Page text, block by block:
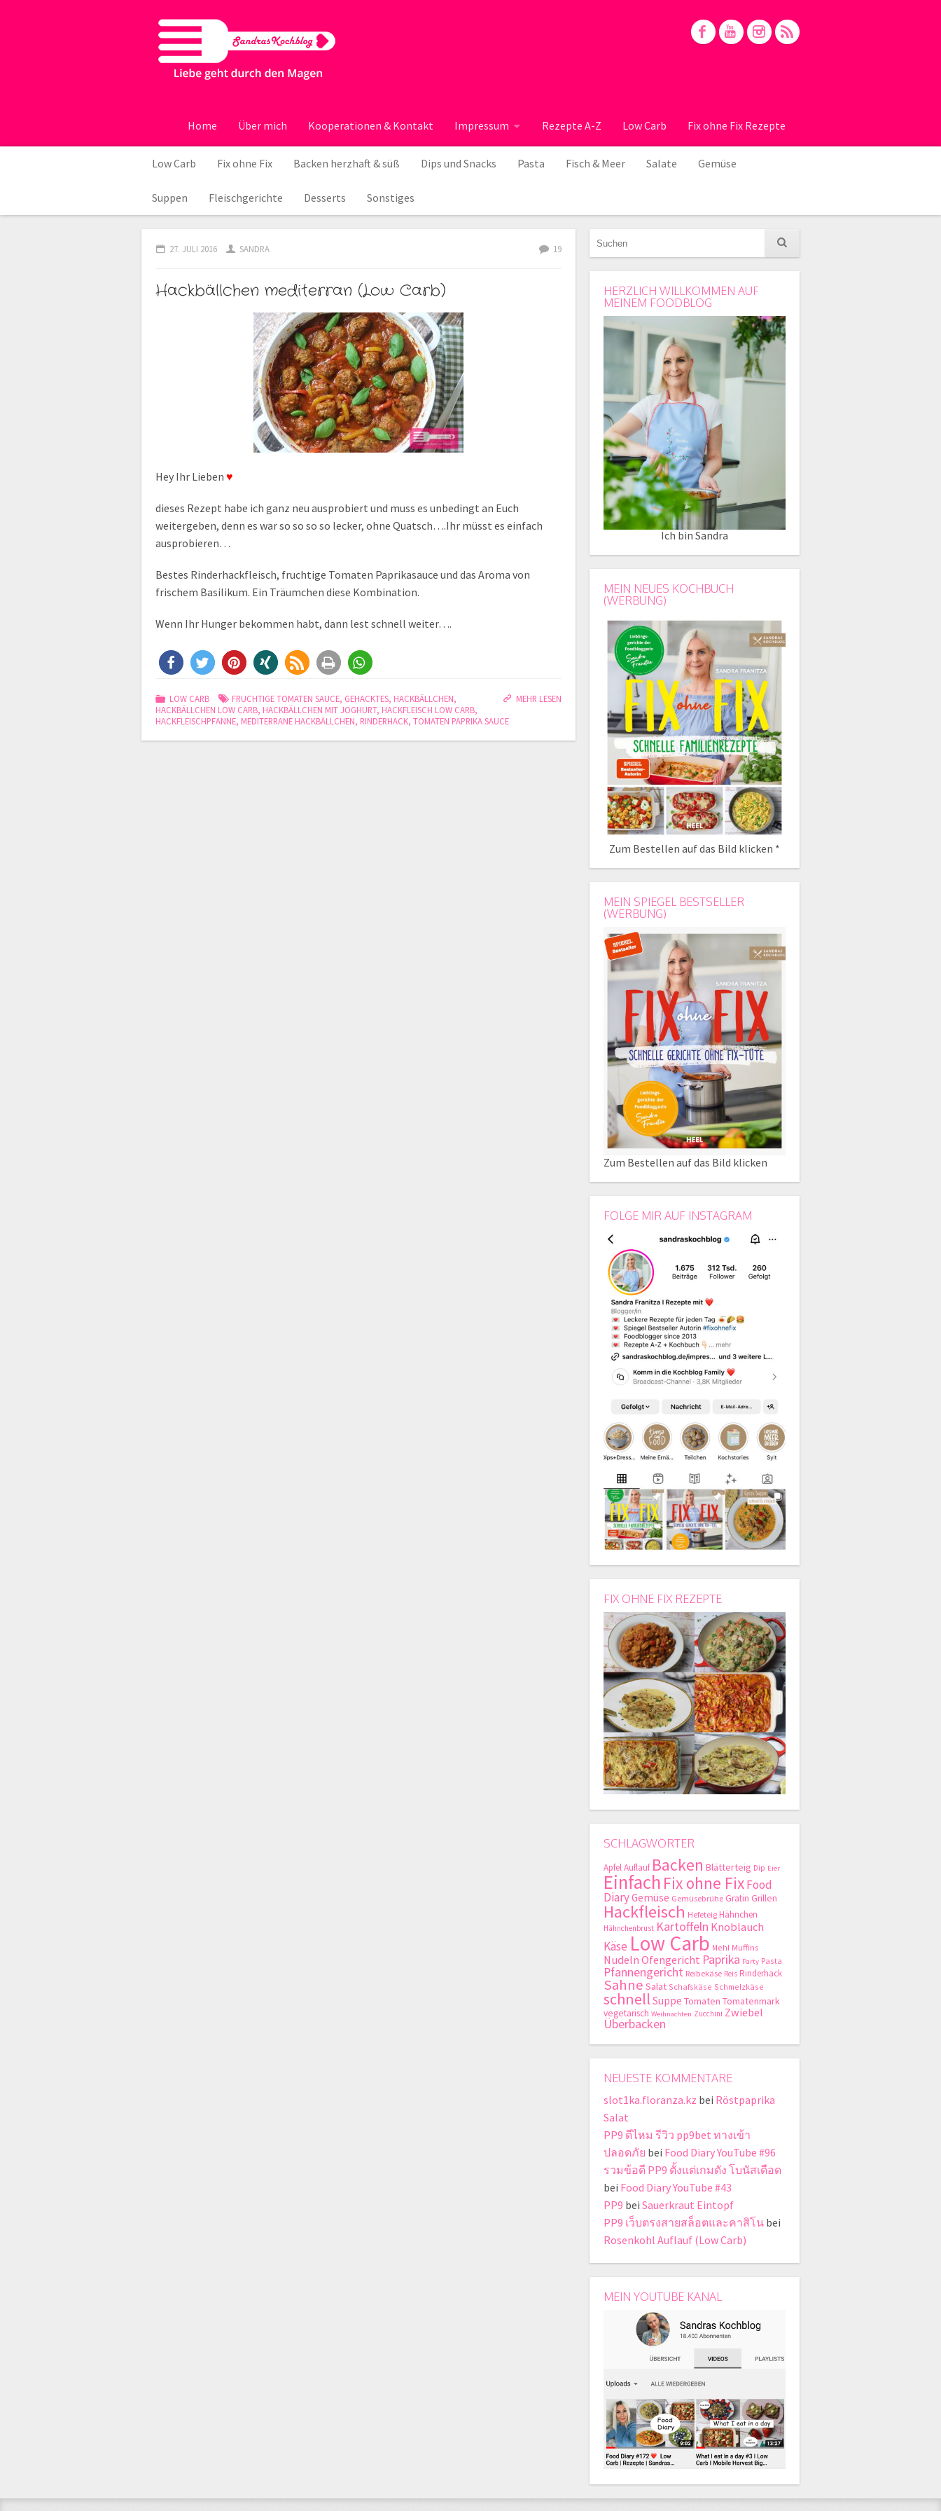
Home Über mich Kooperationen & Kontakt Impressum Rezepte A-Z Low Carb Fix ohne Fix Rezepte
Low Carb Fix ohne Fix Backen herzhaft & süß Dips und Snacks Pasta Fisch & Meer Salate Gemüse
Suppen Fleischgerichte Desserts Sonstiges
27. JULI 2016 SANDRA 19
Hackbällchen mediterran (Low Carb)
Hey Ihr Lieben ♥
dieses Rezept habe ich ganz neu ausprobiert und muss es unbedingt an Euch
weitergeben, denn es war so so so so lecker, ohne Quatsch….Ihr müsst es einfach
ausprobieren…
Bestes Rinderhackfleisch, fruchtige Tomaten Paprikasauce und das Aroma von
frischem Basilikum. Ein Träumchen diese Kombination.
Wenn Ihr Hunger bekommen habt, dann lest schnell weiter….
MEHR LESEN
LOW CARB FRUCHTIGE TOMATEN SAUCE, GEHACKTES, HACKBÄLLCHEN,
HACKBÄLLCHEN LOW CARB, HACKBÄLLCHEN MIT JOGHURT, HACKFLEISCH LOW CARB,
HACKFLEISCHPFANNE, MEDITERRANE HACKBÄLLCHEN, RINDERHACK, TOMATEN PAPRIKA SAUCE
HERZLICH WILLKOMMEN AUF
MEINEM FOODBLOG
Ich bin Sandra
MEIN NEUES KOCHBUCH
(WERBUNG)
Zum Bestellen auf das Bild klicken *
MEIN SPIEGEL BESTSELLER
(WERBUNG)
Zum Bestellen auf das Bild klicken
FOLGE MIR AUF INSTAGRAM
FIX OHNE FIX REZEPTE
SCHLAGWÖRTER
ApfelAuflauf Backen Blätterteig Dip Eier
Einfach Fix ohne FixFood
DiaryGemüse Gemüsebrühe Gratin Grillen
Hackfleisch Hefeteig Hähnchen
Hähnchenbrust Kartoffeln Knoblauch
Käse Low Carb Mehl Muffins
NudelnOfengericht Paprika Party Pasta
Pfannengericht Reibekäse Reis Rinderhack
Sahne Salat Schafskäse Schmelzkäse
schnell Suppe Tomaten Tomatenmark
vegetarisch Weihnachten Zucchini Zwiebel
Überbacken
NEUESTE KOMMENTARE
slot1ka.floranza.kz bei Röstpaprika
Salat
PP9 ดีไหม รีวิว pp9bet ทางเข้า
ปลอดภัย bei Food Diary YouTube #96
รวมข้อดี PP9 ตั้งแต่เกมดัง โบนัสเดือด
bei Food Diary YouTube #43
PP9 bei Sauerkraut Eintopf
PP9 เว็บตรงสายสล็อตและคาสิโน bei
Rosenkohl Auflauf (Low Carb)
MEIN YOUTUBE KANAL